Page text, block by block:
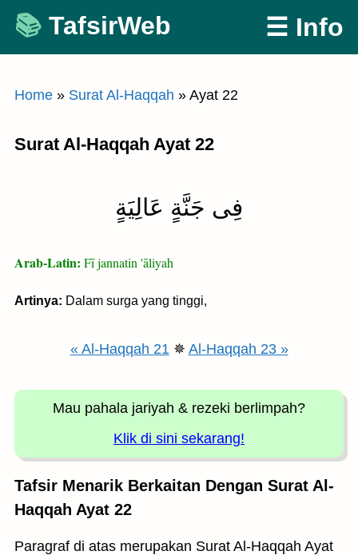
Skip
content
TafsirWeb ☰ Info
Home » Surat Al-Haqqah » Ayat 22
Surat Al-Haqqah Ayat 22
فِى جَنَّةٍ عَالِيَةٍ
Arab-Latin: Fī jannatin 'āliyah
Artinya: Dalam surga yang tinggi,
« Al-Haqqah 21✵ Al-Haqqah 23 »
Mau pahala jariyah & rezeki berlimpah?
Klik di sini sekarang!
Tafsir Menarik Berkaitan Dengan Surat Al-
Haqqah Ayat 22
Paragraf di atas merupakan Surat Al-Haqqah Ayat